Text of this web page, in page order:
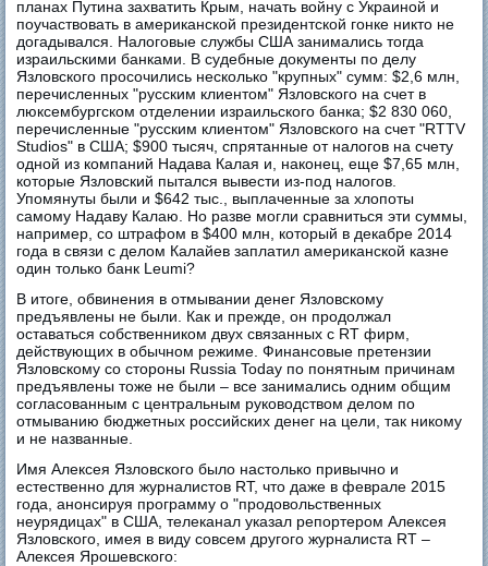
планах Путина захватить Крым, начать войну с Украиной и
поучаствовать в американской президентской гонке никто не
догадывался. Налоговые службы США занимались тогда
израильскими банками. В судебные документы по делу
Язловского просочились несколько "крупных" сумм: $2,6 млн,
перечисленных "русским клиентом" Язловского на счет в
люксембургском отделении израильского банка; $2 830 060,
перечисленные "русским клиентом" Язловского на счет "RTTV
Studios" в США; $900 тысяч, спрятанные от налогов на счету
одной из компаний Надава Калая и, наконец, еще $7,65 млн,
которые Язловский пытался вывести из-под налогов.
Упомянуты были и $642 тыс., выплаченные за хлопоты
самому Надаву Калаю. Но разве могли сравниться эти суммы,
например, со штрафом в $400 млн, который в декабре 2014
года в связи с делом Калайев заплатил американской казне
один только банк Leumi?
В итоге, обвинения в отмывании денег Язловскому
предъявлены не были. Как и прежде, он продолжал
оставаться собственником двух связанных с RT фирм,
действующих в обычном режиме. Финансовые претензии
Язловскому со стороны Russia Today по понятным причинам
предъявлены тоже не были – все занимались одним общим
согласованным с центральным руководством делом по
отмыванию бюджетных российских денег на цели, так никому
и не названные.
Имя Алексея Язловского было настолько привычно и
естественно для журналистов RT, что даже в феврале 2015
года, анонсируя программу о "продовольственных
неурядицах" в США, телеканал указал репортером Алексея
Язловского, имея в виду совсем другого журналиста RT –
Алексея Ярошевского: